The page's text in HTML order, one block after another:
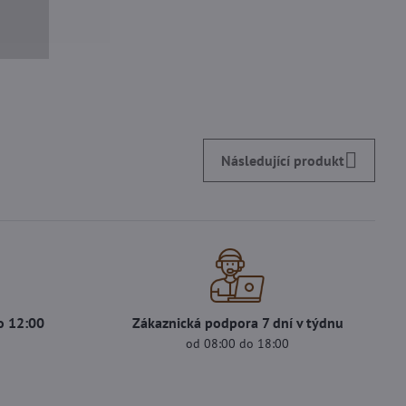
Následující produkt
12:00 Zákaznická podpora 7 dní v týdnu
od 08:00 do 18:00